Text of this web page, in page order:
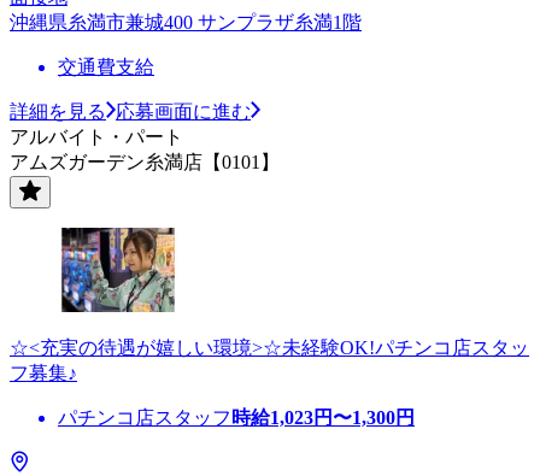
沖縄県糸満市兼城400 サンプラザ糸満1階
交通費支給
詳細を見る
応募画面に進む
アルバイト・パート
アムズガーデン糸満店【0101】
☆<充実の待遇が嬉しい環境>☆未経験OK!パチンコ店スタッ
フ募集♪
パチンコ店スタッフ 時給1,023円〜1,300円